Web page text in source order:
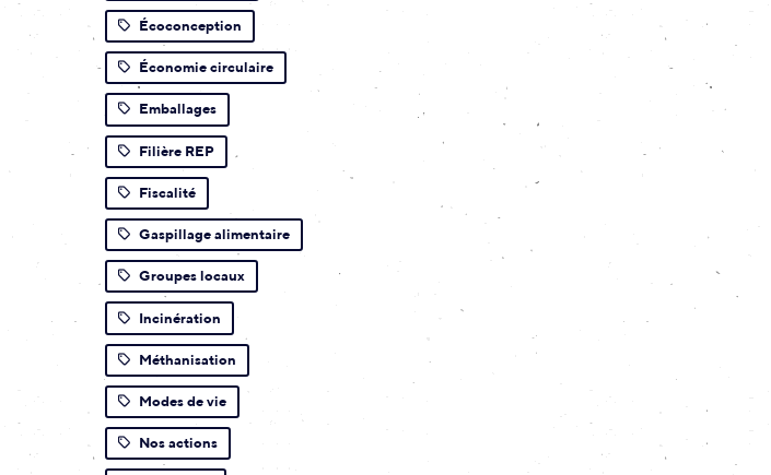
Écoconception
Économie circulaire
Emballages
Filière REP
Fiscalité
Gaspillage alimentaire
Groupes locaux
Incinération
Méthanisation
Modes de vie
Nos actions